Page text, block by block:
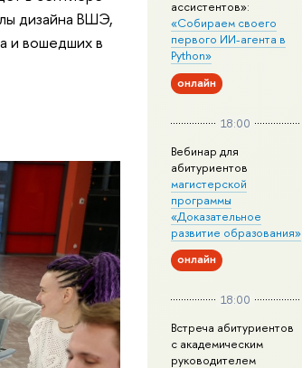
ассистентов»:
«Собираем своего
первого ИИ-агента в
Python»
онлайн
18:00
Вебинар для
абитуриентов
магистерской
программы
«Доказательное
развитие образования»
онлайн
18:00
Встреча абитуриентов
с академическим
руководителем
дизайна ВШЭ,
и вошедших в